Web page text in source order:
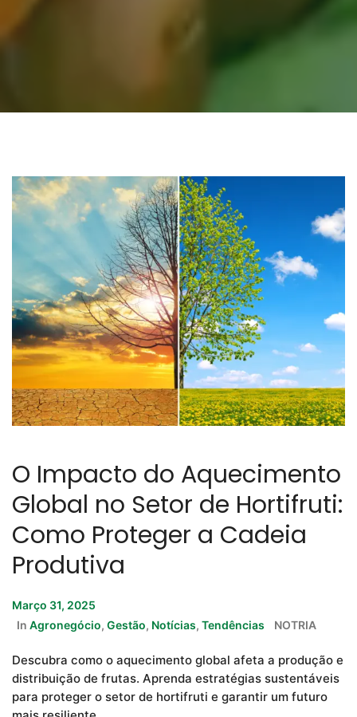
O Impacto do Aquecimento
Global no Setor de Hortifruti:
Como Proteger a Cadeia
Produtiva
Março 31, 2025
In Agronegócio, Gestão, Notícias, Tendências NOTRIA
Descubra como o aquecimento global afeta a produção e
distribuição de frutas. Aprenda estratégias sustentáveis
para proteger o setor de hortifruti e garantir um futuro